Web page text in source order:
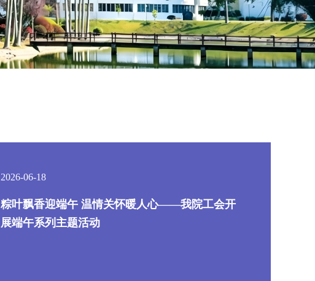
2026-06-18
粽叶飘香迎端午 温情关怀暖人心——我院工会开
展端午系列主题活动